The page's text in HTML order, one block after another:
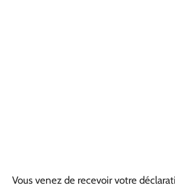
Vous venez de recevoir votre